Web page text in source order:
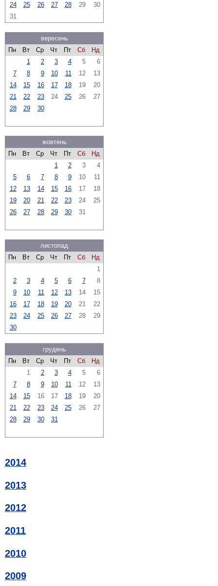
24
25 26 27 28 29
30
31
вересень
Пн
Вт Ср Чт Пт Сб
Нд
1
2 3 4 5
6
7
8 9 10 11 12
13
14
15 16 17 18 19
20
21
22 23 24 25 26
27
28
29 30
жовтень
Пн
Вт Ср Чт Пт Сб
Нд
1
2 3
4
5
6 7 8 9 10
11
12
13 14 15 16 17
18
19
20 21 22 23 24
25
26
27 28 29 30 31
листопад
Пн
Вт Ср Чт Пт Сб
Нд
1
2
3 4 5 6 7
8
9
10 11 12 13 14
15
16
17 18 19 20 21
22
23
24 25 26 27 28
29
30
грудень
Пн
Вт Ср Чт Пт Сб
Нд
1
2 3 4 5
6
7
8 9 10 11 12
13
14
15 16 17 18 19
20
21
22 23 24 25 26
27
28
29 30 31
2014
2013
2012
2011
2010
2009